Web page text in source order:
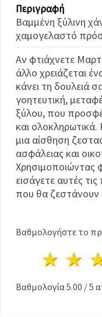
Ρυθμίσεις
Περιγραφή
Βαμμένη ξύλινη
χαμογελαστό
Αν φτιάχνετε
άλλο χρειάζεται
κάνει τη δουλειά
γοητευτική,
ξύλου, που
και ολοκληρωτικά.
μια αίσθηση
ασφάλειας και
Χρησιμοποιώντας
εισάγετε αυτές
που θα ζεστάνουν
Βαθμολογήστε το
1
Βαθμολογία 5.00 /5